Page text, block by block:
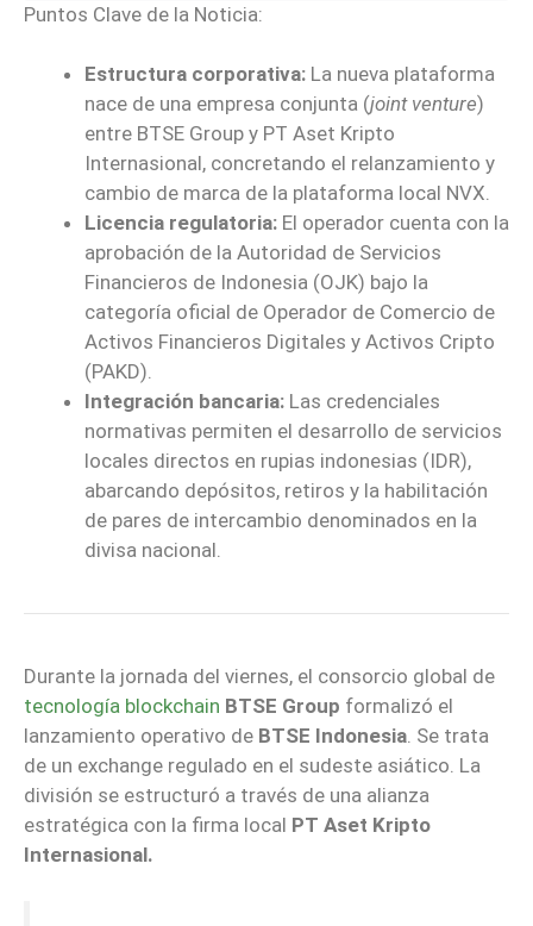
Puntos Clave de la Noticia:
Estructura corporativa: La nueva plataforma
nace de una empresa conjunta (joint venture)
entre BTSE Group y PT Aset Kripto
Internasional, concretando el relanzamiento y
cambio de marca de la plataforma local NVX.
Licencia regulatoria: El operador cuenta con la
aprobación de la Autoridad de Servicios
Financieros de Indonesia (OJK) bajo la
categoría oficial de Operador de Comercio de
Activos Financieros Digitales y Activos Cripto
(PAKD).
Integración bancaria: Las credenciales
normativas permiten el desarrollo de servicios
locales directos en rupias indonesias (IDR),
abarcando depósitos, retiros y la habilitación
de pares de intercambio denominados en la
divisa nacional.
Durante la jornada del viernes, el consorcio global de
tecnología blockchain BTSE Group formalizó el
lanzamiento operativo de BTSE Indonesia. Se trata
de un exchange regulado en el sudeste asiático. La
división se estructuró a través de una alianza
estratégica con la firma local PT Aset Kripto
Internasional.